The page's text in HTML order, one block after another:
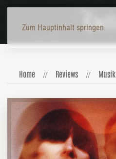
Zum Hauptinhalt springen
Home Reviews Musik